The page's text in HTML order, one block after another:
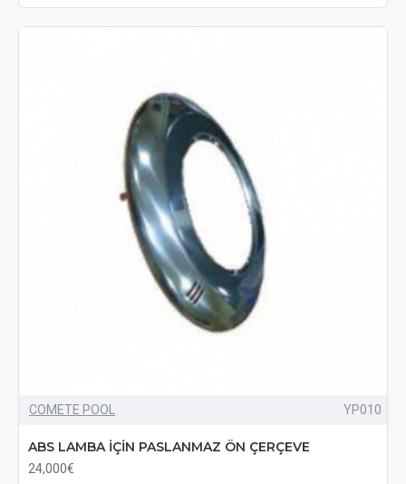
COMETE POOL YP010
ABS LAMBA İÇİN PASLANMAZ ÖN ÇERÇEVE
24,000€